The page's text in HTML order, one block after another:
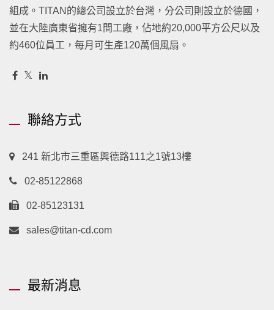
組成。TITAN的總公司設立於台灣，分公司則設立於德國，
並在大陸廣東省擁有1間工廠，佔地約20,000平方公尺以及
約460位員工，每月可生產120萬個風扇。
聯絡方式
241 新北市三重區興德路111之1號13樓
02-85122868
02-85123131
sales@titan-cd.com
最新消息